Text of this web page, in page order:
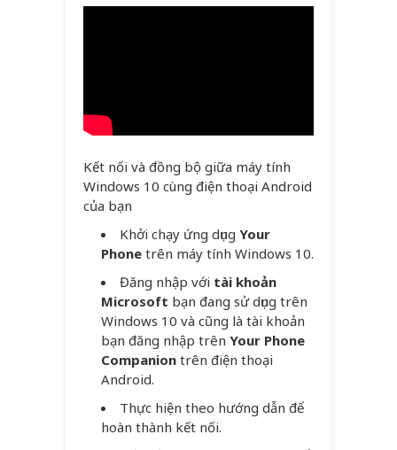
Kết nối và đồng bộ giữa máy tính
Windows 10 cùng điện thoại Android
của bạn
Khởi chạy ứng dụng Your
Phone trên máy tính Windows 10.
Đăng nhập với tài khoản
Microsoft bạn đang sử dụng trên
Windows 10 và cũng là tài khoản
bạn đăng nhập trên Your Phone
Companion trên điện thoại
Android.
Thực hiện theo hướng dẫn để
hoàn thành kết nối.